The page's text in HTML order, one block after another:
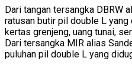
Dari tangan tersangka DBRW
ratusan butir pil double L
kertas grenjeng, uang tunai,
Dari tersangka MIR alias
puluhan pil double L yang